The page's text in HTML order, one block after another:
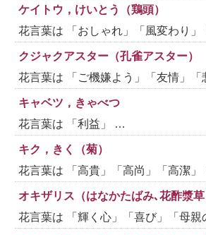
ケイトウ，けいとう（鶏頭）
花言葉は 「おしゃれ」「風変わり
クジャクアスター（孔雀アスター）
花言葉は 「ご機嫌よう」「友情」
キャベツ，きゃべつ
花言葉は 「利益」 …
キク，きく（菊）
花言葉は 「高貴」「高尚」「高潔
オキザリス（はなかたばみ､花酢漿草
花言葉は 「輝く心」「喜び」「母